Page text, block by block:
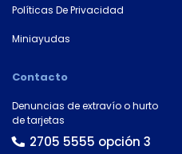
de
cuenta
Tipo
tarjeta*
Políticas De Privacidad
Miniayudas
Contacto
Denuncias de extravío o hurto
de tarjetas
2705 5555 opción 3